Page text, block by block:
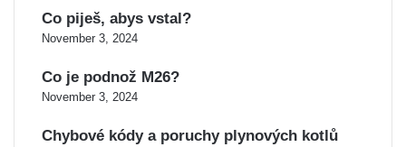
Co piješ, abys vstal?
November 3, 2024
Co je podnož M26?
November 3, 2024
Chybové kódy a poruchy plynových kotlů